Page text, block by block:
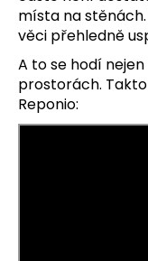
místa na
věci přehledně
A to se hodí
prostorách.
Reponio: